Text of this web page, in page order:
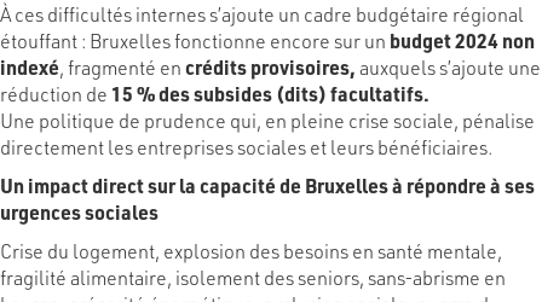
À ces difficultés internes s’ajoute un cadre budgétaire régional
étouffant : Bruxelles fonctionne encore sur un budget 2024 non
indexé, fragmenté encrédits provisoires,auxquels s’ajoute une
réduction de 15 % des subsides (dits) facultatifs.
Une politique de prudence qui, en pleine crise sociale, pénalise
directement les entreprises sociales et leurs bénéficiaires.
Un impact direct sur la capacité de Bruxelles à répondre à ses
urgences sociales
Crise du logement, explosion des besoins en santé mentale,
fragilité alimentaire, isolement des seniors, sans-abrisme en